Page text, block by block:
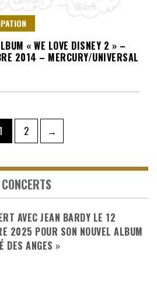
« WE LOVE DISNEY 2 » –
2014 – MERCURY/UNIVERSAL
Page
2 →
CONCERTS
AVEC JEAN BARDY LE 12
2025 POUR SON NOUVEL ALBUM
DES ANGES »